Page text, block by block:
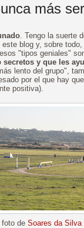
más
. Tengo la suerte
blog y, sobre
"tipos geniales"
y que les
lento del grupo",
por el que hay
positiva).
foto de Soares da Silva